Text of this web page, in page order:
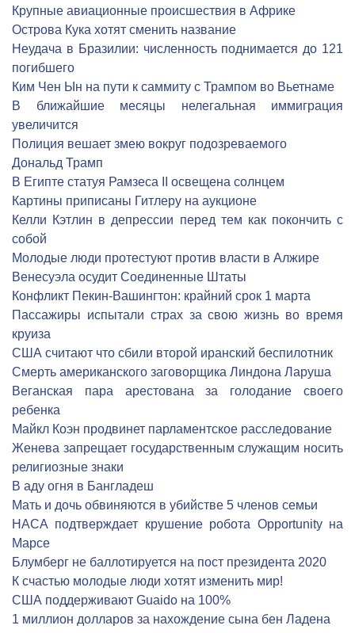
Крупные авиационные происшествия в Африке
Острова Кука хотят сменить название
Неудача в Бразилии: численность поднимается до 121
погибшего
Ким Чен Ын на пути к саммиту с Трампом во Вьетнаме
В ближайшие месяцы нелегальная иммиграция
увеличится
Полиция вешает змею вокруг подозреваемого
Дональд Трамп
В Египте статуя Рамзеса II освещена солнцем
Картины приписаны Гитлеру на аукционе
Келли Кэтлин в депрессии перед тем как покончить с
собой
Молодые люди протестуют против власти в Алжире
Венесуэла осудит Соединенные Штаты
Конфликт Пекин-Вашингтон: крайний срок 1 марта
Пассажиры испытали страх за свою жизнь во время
круиза
США считают что сбили второй иранский беспилотник
Смерть американского заговорщика Линдона Ларуша
Веганская пара арестована за голодание своего
ребенка
Майкл Коэн продвинет парламентское расследование
Женева запрещает государственным служащим носить
религиозные знаки
В аду огня в Бангладеш
Мать и дочь обвиняются в убийстве 5 членов семьи
НАСА подтверждает крушение робота Opportunity на
Марсе
Блумберг не баллотируется на пост президента 2020
К счастью молодые люди хотят изменить мир!
США поддерживают Guaido на 100%
1 миллион долларов за нахождение сына бен Ладена